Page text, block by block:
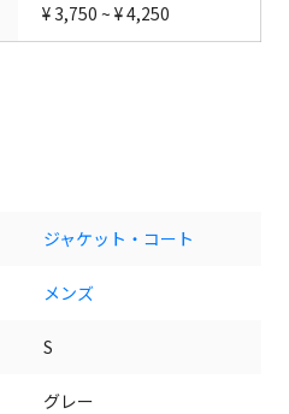
¥ 3,750 ~ ¥ 4,250
ジャケット・コート
メンズ
S
グレー